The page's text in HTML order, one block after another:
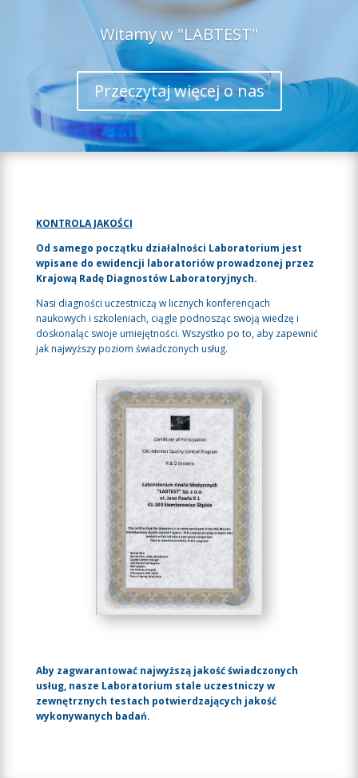
Witamy w "LABTEST"
Przeczytaj więcej o nas
KONTROLA JAKOŚCI
Od samego początku działalności Laboratorium jest
wpisane do ewidencji laboratoriów prowadzonej przez
Krajową Radę Diagnostów Laboratoryjnych.
Nasi diagności uczestniczą w licznych konferencjach
naukowych i szkoleniach, ciągle podnosząc swoją wiedzę i
doskonaląc swoje umiejętności. Wszystko po to, aby zapewnić
jak najwyższy poziom świadczonych usług.
Aby zagwarantować najwyższą jakość świadczonych
usług, nasze Laboratorium stale uczestniczy w
zewnętrznych testach potwierdzających jakość
wykonywanych badań.